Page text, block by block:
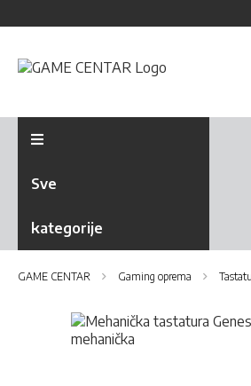
Sve
kategorije
GAME CENTAR Gaming oprema
Skip
to